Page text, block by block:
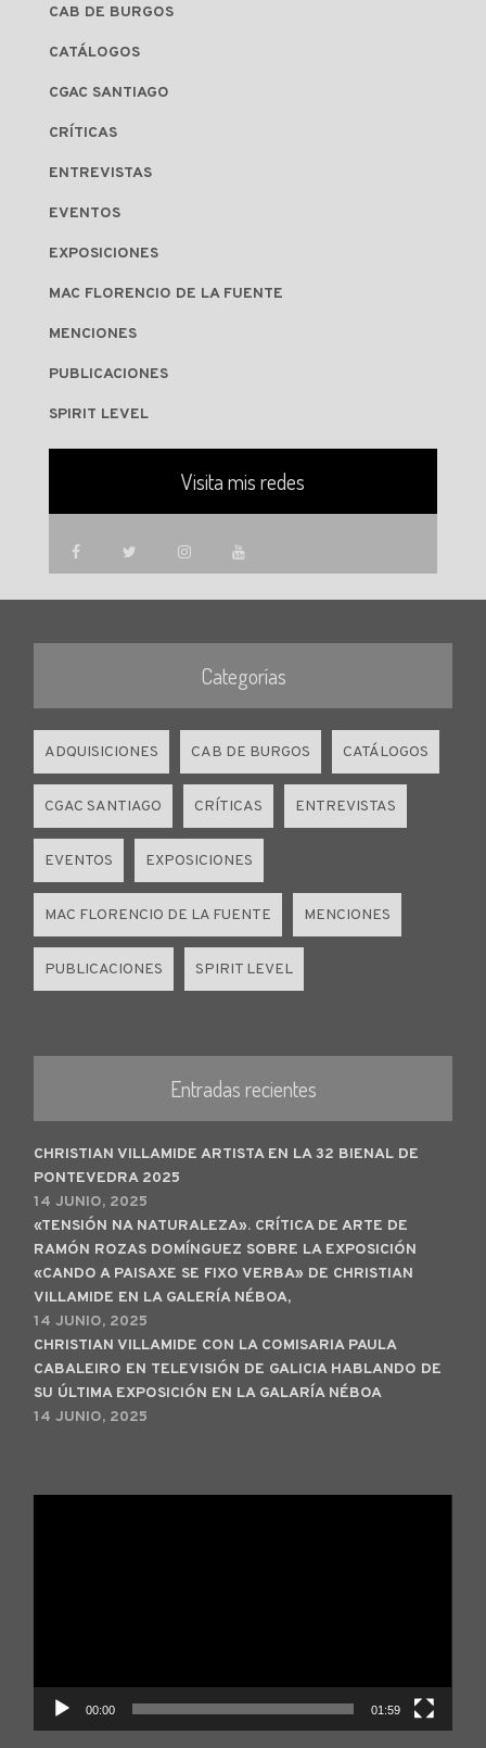
CAB DE BURGOS
CATÁLOGOS
CGAC SANTIAGO
CRÍTICAS
ENTREVISTAS
EVENTOS
EXPOSICIONES
MAC FLORENCIO DE LA FUENTE
MENCIONES
PUBLICACIONES
SPIRIT LEVEL
Visita mis redes
Categorías
ADQUISICIONES CAB DE BURGOS CATÁLOGOS
CGAC SANTIAGO CRÍTICAS ENTREVISTAS
EVENTOS EXPOSICIONES
MAC FLORENCIO DE LA FUENTE MENCIONES
PUBLICACIONES SPIRIT LEVEL
Entradas recientes
CHRISTIAN VILLAMIDE ARTISTA EN LA 32 BIENAL DE
PONTEVEDRA 2025
14 JUNIO, 2025
«TENSIÓN NA NATURALEZA». CRÍTICA DE ARTE DE
RAMÓN ROZAS DOMÍNGUEZ SOBRE LA EXPOSICIÓN
«CANDO A PAISAXE SE FIXO VERBA» DE CHRISTIAN
VILLAMIDE EN LA GALERÍA NÉBOA,
14 JUNIO, 2025
CHRISTIAN VILLAMIDE CON LA COMISARIA PAULA
CABALEIRO EN TELEVISIÓN DE GALICIA HABLANDO DE
SU ÚLTIMA EXPOSICIÓN EN LA GALARÍA NÉBOA
14 JUNIO, 2025
00:00 01:59